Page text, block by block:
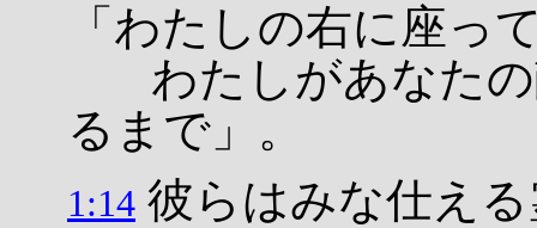
「わたしの右に座っ
わたしがあなたの
るまで」。
1:14 彼らはみな仕え